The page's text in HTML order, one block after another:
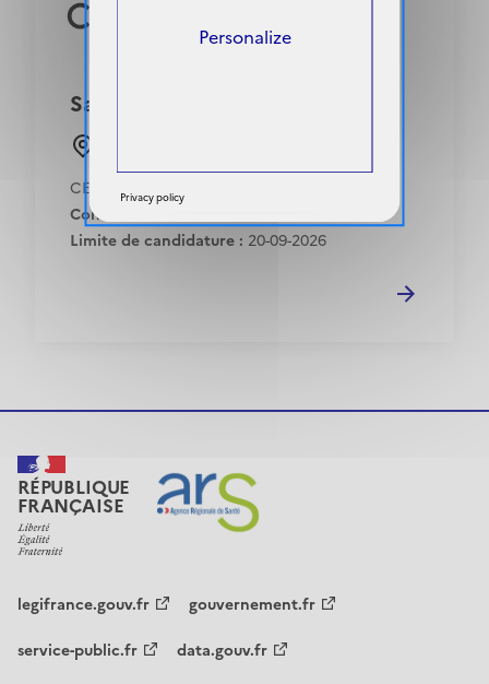
Sage-femme
CENTRE HOSPITALIER INTERCOMMUNAL
Concours :
Limite de candidature : 20-09-2026
RÉPUBLIQUE
FRANÇAISE
legifrance.gouv.fr
gouvernement.fr
service-public.fr
data.gouv.fr
Personalize
Privacy policy